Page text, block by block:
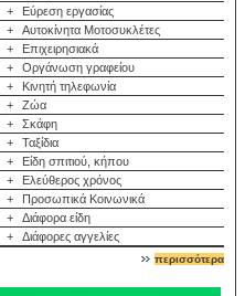
+
Εύρεση εργασίας
+
Αυτοκίνητα Μοτοσυκλέτες
+
Επιχειρησιακά
+
Οργάνωση γραφείου
+
Κινητή τηλεφωνία
+
Ζώα
+
Σκάφη
+
Ταξίδια
+
Είδη σπιτιού, κήπου
+
Ελεύθερος χρόνος
+
Προσωπικά Κοινωνικά
+
Διάφορα είδη
+
Διάφορες αγγελίες
περισσότερα